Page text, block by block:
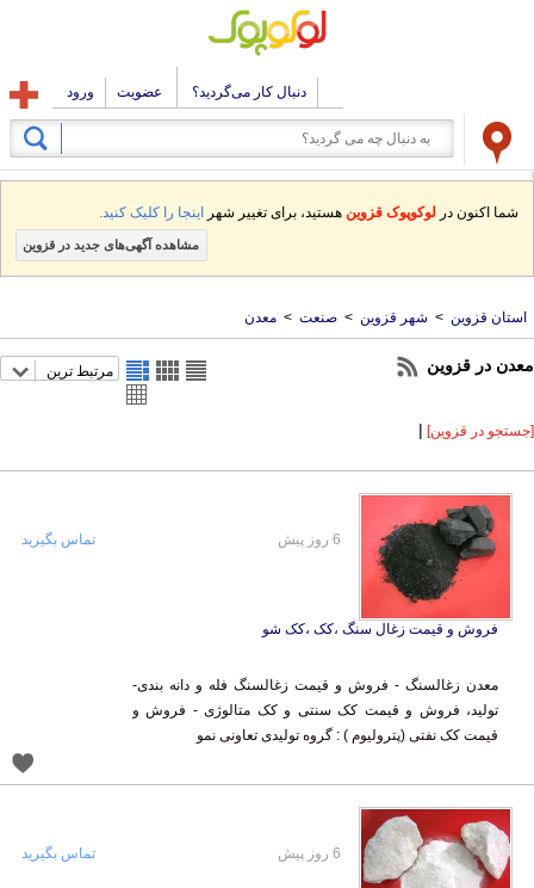
دنبال کار می‌گردید؟ عضویت ورود
شما اکنون در لوکوپوک قزوین هستید، برای تغییر شهر اینجا را کلیک کنید.
مشاهده آگهی‌های جدید در قزوین
استان قزوین > شهر قزوین > صنعت > معدن
معدن در قزوین مرتبط ترین
[جستجو در قزوین] |
فروش و قیمت زغال سنگ ،کک ،کک شو
معدن زغالسنگ - فروش و قیمت زغالسنگ فله و دانه بندی-
تولید، فروش و قیمت کک سنتی و کک متالوژی - فروش و
قیمت کک نفتی (پترولیوم ) : گروه تولیدی تعاونی نمو
6 روز پیش تماس بگیرید
6 روز پیش تماس بگیرید